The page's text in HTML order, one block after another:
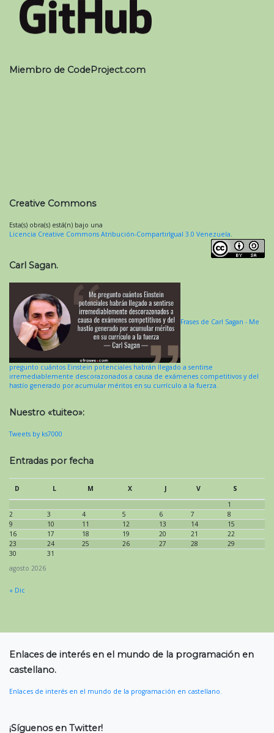
Miembro de CodeProject.com
Creative Commons
Esta(s) obra(s) está(n) bajo una
Licencia Creative Commons Atribución-CompartirIgual 3.0 Venezuela
Carl Sagan.
Frases de Carl Sagan - Me
pregunto cuántos Einstein potenciales habrán llegado a sentirse
irremediablemente descorazonados a causa de exámenes competitivos y del
hastío generado por acumular méritos en su currículo a la fuerza.
Nuestro «tuiteo»:
Tweets by ks7000
Entradas por fecha
agosto 2026
D L M X J V
S
1
2
3 4 5 6 7
8
9
10 11 12 13 14
15
16
17 18 19 20 21
22
23
24 25 26 27 28
29
30
31
« Dic
Enlaces de interés en el mundo de la programación en
castellano.
Enlaces de interés en el mundo de la programación en castellano.
¡Síguenos en Twitter!